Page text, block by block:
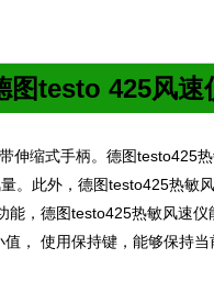
图testo 425风速
带伸缩式手柄。德图testo425
。此外，德图testo425热敏
能，德图testo425热敏风速仪
值， 使用保持键，能够保持当